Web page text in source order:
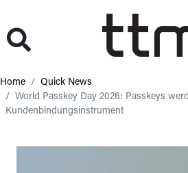
Home
Quick News
World Passkey Day 2026: Passkeys
Kundenbindungsinstrument